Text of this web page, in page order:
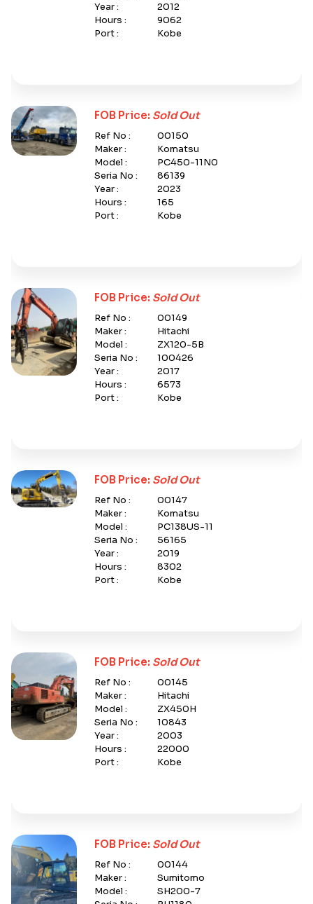
Year :
2012
Hours :
9062
Port :
Kobe
FOB Price: Sold Out
Ref No :
00150
Maker :
Komatsu
Model :
PC450-11N0
Seria No :
86139
Year :
2023
Hours :
165
Port :
Kobe
FOB Price: Sold Out
Ref No :
00149
Maker :
Hitachi
Model :
ZX120-5B
Seria No :
100426
Year :
2017
Hours :
6573
Port :
Kobe
FOB Price: Sold Out
Ref No :
00147
Maker :
Komatsu
Model :
PC138US-11
Seria No :
56165
Year :
2019
Hours :
8302
Port :
Kobe
FOB Price: Sold Out
Ref No :
00145
Maker :
Hitachi
Model :
ZX450H
Seria No :
10843
Year :
2003
Hours :
22000
Port :
Kobe
FOB Price: Sold Out
Ref No :
00144
Maker :
Sumitomo
Model :
SH200-7